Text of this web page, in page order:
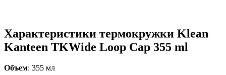
Характеристики термокружки Klean
Kanteen TKWide Loop Cap 355 ml
Объем: 355 мл